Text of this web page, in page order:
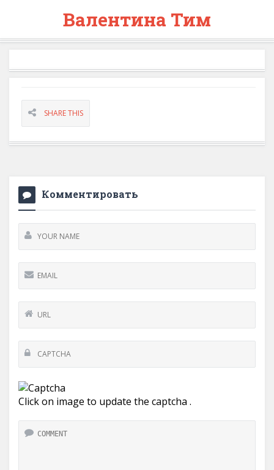
Валентина Тим
SHARE THIS
Комментировать
Click on image to update the captcha .